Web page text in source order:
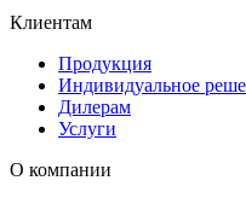
Клиентам
Продукция
Индивидуальное
Дилерам
Услуги
О компании